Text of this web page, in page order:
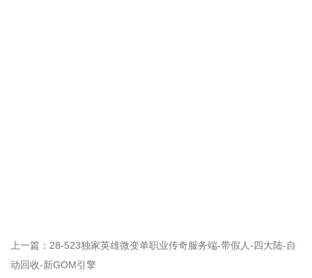
上一篇： 28-523独家英雄微变单职业传奇服务端-带假人-四大陆-自
动回收-新GOM引擎